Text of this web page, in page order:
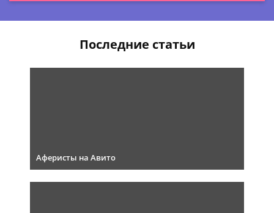
Последние статьи
Аферисты на Авито